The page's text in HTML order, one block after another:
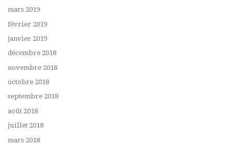
mars 2019
février 2019
janvier 2019
décembre 2018
novembre 2018
octobre 2018
septembre 2018
août 2018
juillet 2018
mars 2018